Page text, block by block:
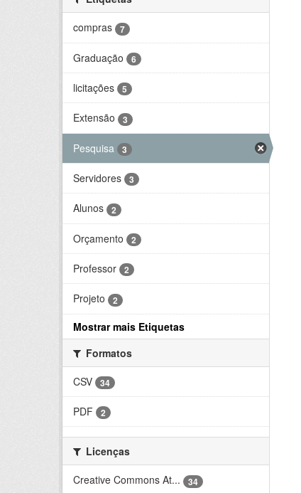
compras
7
Graduação 6
licitações 5
Extensão 3
Pesquisa 3
Servidores 3
Alunos 2
Orçamento 2
Professor 2
Projeto 2
Mostrar mais Etiquetas
Formatos
CSV
34
PDF 2
Licenças
Creative Commons At...
34